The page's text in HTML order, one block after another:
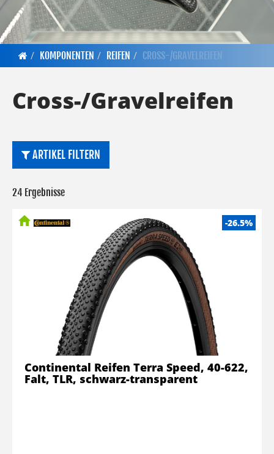
KOMPONENTEN REIFEN CROSS-/GRAVELREIFEN
Cross-/Gravelreifen
ARTIKEL FILTERN
24 Ergebnisse
-26.5%
Continental Reifen Terra Speed, 40-622,
Falt, TLR, schwarz-transparent